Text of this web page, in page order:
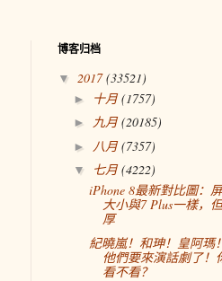
博客归档
▼ 2017(33521)
► 十月(1757)
► 九月(20185)
► 八月(7357)
▼ 七月(4222)
iPhone 8最新對比圖：
大小與7 Plus一樣，
厚
紀曉嵐！和珅！皇阿瑪！
他們要來演話劇了！
看不看？